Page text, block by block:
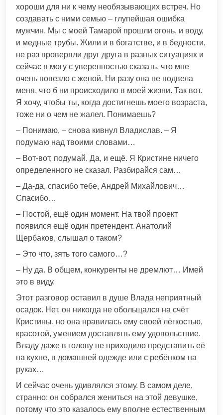
хороши для ни к чему необязывающих встреч. Но
создавать с ними семью – глупейшая ошибка
мужчин. Мы с моей Тамарой прошли огонь, и воду,
и медные трубы. Жили и в богатстве, и в бедности,
не раз проверяли друг друга в разных ситуациях и
сейчас я могу с уверенностью сказать, что мне
очень повезло с женой. Ни разу она не подвела
меня, что б ни происходило в моей жизни. Так вот.
Я хочу, чтобы ты, когда достигнешь моего возраста,
тоже ни о чем не жалел. Понимаешь?
– Понимаю, – снова кивнул Владислав. – Я
подумаю над твоими словами…
– Вот-вот, подумай. Да, и ещё. Я Кристине ничего
определенного не сказал. Разбирайся сам…
– Да-да, спасибо тебе, Андрей Михайлович…
Спасибо…
– Постой, ещё один момент. На твой проект
появился ещё один претендент. Анатолий
Щербаков, слышал о таком?
– Это что, зять того самого…?
– Ну да. В общем, конкуренты не дремлют… Имей
это в виду.
Этот разговор оставил в душе Влада неприятный
осадок. Нет, он никогда не обольщался на счёт
Кристины, но она нравилась ему своей лёгкостью,
красотой, умением доставлять ему удовольствие.
Владу даже в голову не приходило представить её
на кухне, в домашней одежде или с ребёнком на
руках…
И сейчас очень удивлялся этому. В самом деле,
странно: он собрался жениться на этой девушке,
потому что это казалось ему вполне естественным